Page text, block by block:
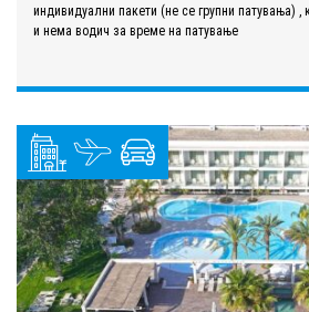
индивидуални пакети (не се групни патувања) ,
и нема водич за време на патување